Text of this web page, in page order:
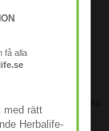
vi äter.
oxidativ stress.
hektisk livsstil.
få alla
med rätt
Herbalife-